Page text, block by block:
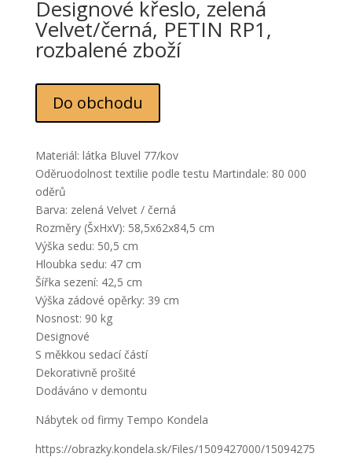
Designové křeslo, zelená
Velvet/černá, PETIN RP1,
rozbalené zboží
Do obchodu
Materiál: látka Bluvel 77/kov
Oděruodolnost textilie podle testu Martindale: 80 000
oděrů
Barva: zelená Velvet / černá
Rozměry (ŠxHxV): 58,5x62x84,5 cm
Výška sedu: 50,5 cm
Hloubka sedu: 47 cm
Šířka sezení: 42,5 cm
Výška zádové opěrky: 39 cm
Nosnost: 90 kg
Designové
S měkkou sedací částí
Dekorativně prošité
Dodáváno v demontu
Nábytek od firmy Tempo Kondela
https://obrazky.kondela.sk/Files/1509427000/15094275